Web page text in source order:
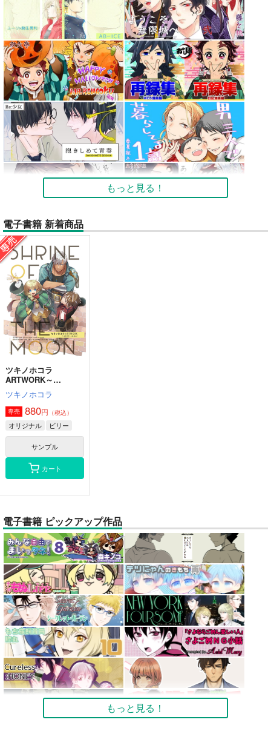
もっと見る！
電子書籍 新着商品
ツキノホコラ
ARTWORK～
2023Summer
ツキノホコラ
専売 880円 （税込）
オリジナル ビリー
サンプル
カート
電子書籍 ピックアップ作品
もっと見る！